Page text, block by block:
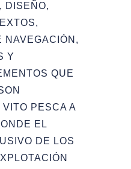
DISEÑO,
NAVEGACIÓN,
Y
QUE
PESCA A
EL
DE LOS